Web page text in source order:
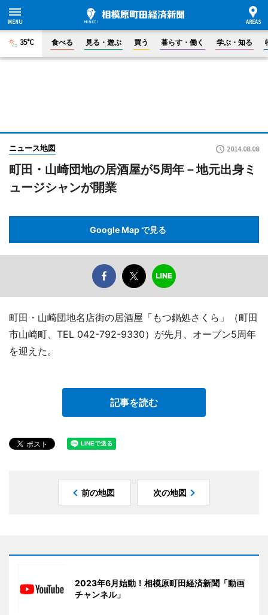
35°C 食べる 見る・遊ぶ 買う 暮らす・働く 学ぶ・知る
ニュース地図 2014.08.08
町田・山崎団地の居酒屋が5周年－地元出身ミ
ュージシャンが開業
Google Map で見る
町田・山崎団地名店街の居酒屋「もつ鍋処さくら」（町田
市山崎町、TEL 042-792-9330）が先月、オープン5周年
を迎えた。
記事を読む
前の地図 次の地図
2023年6月始動！相模原町田経済新聞「動画
チャンネル」